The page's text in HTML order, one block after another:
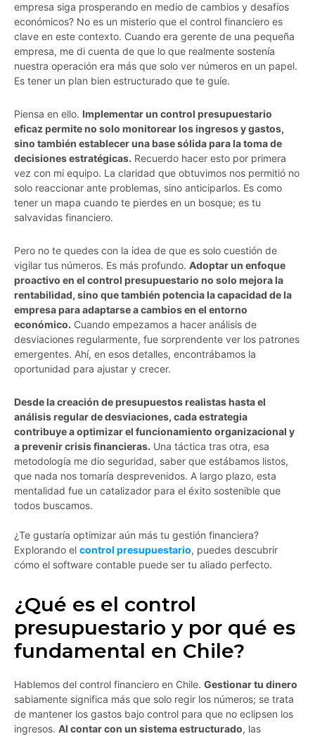
empresa siga prosperando en medio de cambios y desafíos
económicos? No es un misterio que el control financiero es
clave en este contexto. Cuando era gerente de una pequeña
empresa, me di cuenta de que lo que realmente sostenía
nuestra operación era más que solo ver números en un papel.
Es tener un plan bien estructurado que te guíe.
Piensa en ello. Implementar un control presupuestario
eficaz permite no solo monitorear los ingresos y gastos,
sino también establecer una base sólida para la toma de
decisiones estratégicas. Recuerdo hacer esto por primera
vez con mi equipo. La claridad que obtuvimos nos permitió no
solo reaccionar ante problemas, sino anticiparlos. Es como
tener un mapa cuando te pierdes en un bosque; es tu
salvavidas financiero.
Pero no te quedes con la idea de que es solo cuestión de
vigilar tus números. Es más profundo. Adoptar un enfoque
proactivo en el control presupuestario no solo mejora la
rentabilidad, sino que también potencia la capacidad de la
empresa para adaptarse a cambios en el entorno
económico. Cuando empezamos a hacer análisis de
desviaciones regularmente, fue sorprendente ver los patrones
emergentes. Ahí, en esos detalles, encontrábamos la
oportunidad para ajustar y crecer.
Desde la creación de presupuestos realistas hasta el
análisis regular de desviaciones, cada estrategia
contribuye a optimizar el funcionamiento organizacional y
a prevenir crisis financieras. Una táctica tras otra, esa
metodología me dio seguridad, saber que estábamos listos,
que nada nos tomaría desprevenidos. A largo plazo, esta
mentalidad fue un catalizador para el éxito sostenible que
todos buscamos.
¿Te gustaría optimizar aún más tu gestión financiera?
Explorando el control presupuestario, puedes descubrir
cómo el software contable puede ser tu aliado perfecto.
¿Qué es el control
presupuestario y por qué es
fundamental en Chile?
Hablemos del control financiero en Chile. Gestionar tu dinero
sabiamente significa más que solo regir los números; se trata
de mantener los gastos bajo control para que no eclipsen los
ingresos. Al contar con un sistema estructurado, las